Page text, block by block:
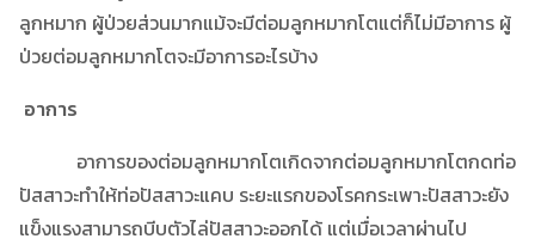
ลูกหมาก ผู้ป่วยส่วนมากแม้จะมีต่อมลูกหมากโตแต่ก็ไม่มีอาการ ผู้
ป่วยต่อมลูกหมากโตจะมีอาการอะไรบ้าง
อาการ
อาการของต่อมลูกหมากโตเกิดจากต่อมลูกหมากโตกดท่อ
ปัสสาวะทำให้ท่อปัสสาวะแคบ ระยะแรกของโรคกระเพาะปัสสาวะยัง
แข็งแรงสามารถบีบตัวไล่ปัสสาวะออกได้ แต่เมื่อเวลาผ่านไป